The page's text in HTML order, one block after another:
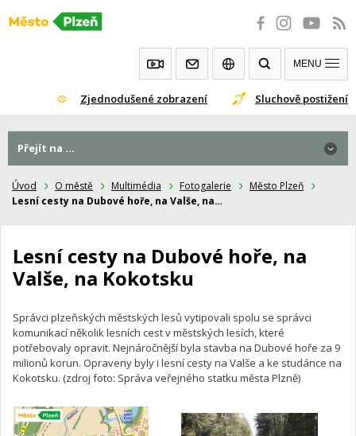
Přeskočit
Zjednodušené zobrazení Sluchově postižení
MENU
Úvod O městě Multimédia Fotogalerie
Město Plzeň
Lesní cesty na Dubové hoře, na Valše, na…
Lesní cesty na Dubové hoře, na
Valše, na Kokotsku
Správci plzeňských městských lesů vytipovali spolu se správci
komunikací několik lesních cest v městských lesích, které
potřebovaly opravit. Nejnáročnější byla stavba na Dubové hoře za 9
milionů korun. Opraveny byly i lesní cesty na Valše a ke studánce na
Kokotsku. (zdroj foto: Správa veřejného statku města Plzně)
Přejít na ...
Přejít na ...